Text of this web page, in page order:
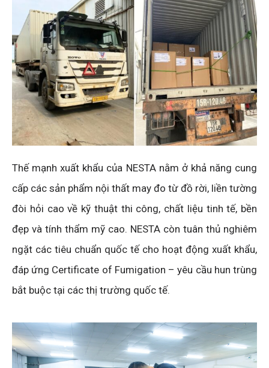
Thế mạnh xuất khẩu của NESTA nằm ở khả năng cung
cấp các sản phẩm nội thất may đo từ đồ rời, liền tường
đòi hỏi cao về kỹ thuật thi công, chất liệu tinh tế, bền
đẹp và tính thẩm mỹ cao. NESTA còn tuân thủ nghiêm
ngặt các tiêu chuẩn quốc tế cho hoạt động xuất khẩu,
đáp ứng Certificate of Fumigation – yêu cầu hun trùng
bắt buộc tại các thị trường quốc tế.